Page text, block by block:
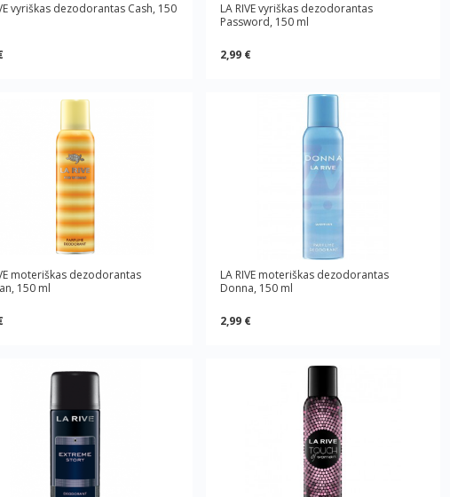
vyriškas dezodorantas Cash, 150
LA RIVE vyriškas dezodorantas
Password, 150 ml
2,99 €
moteriškas dezodorantas
150 ml
LA RIVE moteriškas dezodorantas
Donna, 150 ml
2,99 €